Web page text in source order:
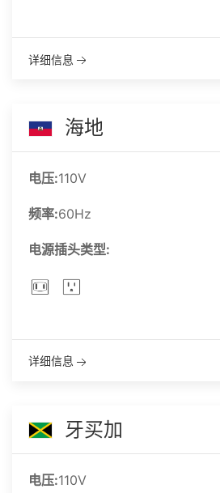
详细信息
海地
电压:110V
频率:60Hz
电源插头类型:
详细信息
牙买加
电压:110V